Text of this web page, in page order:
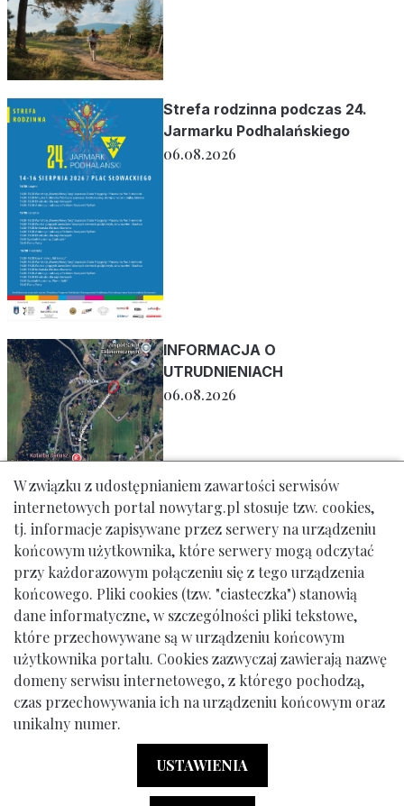
Strefa rodzinna podczas 24.
Jarmarku Podhalańskiego
06.08.2026
INFORMACJA O
UTRUDNIENIACH
06.08.2026
Urząd Miasta Nowy Targ: ul. Krzywa 1, tel. 18 261 12 00
W związku z udostępnianiem zawartości serwisów
internetowych portal nowytarg.pl stosuje tzw. cookies,
tj. informacje zapisywane przez serwery na urządzeniu
końcowym użytkownika, które serwery mogą odczytać
przy każdorazowym połączeniu się z tego urządzenia
końcowego. Pliki cookies (tzw. "ciasteczka") stanowią
dane informatyczne, w szczególności pliki tekstowe,
które przechowywane są w urządzeniu końcowym
użytkownika portalu. Cookies zazwyczaj zawierają nazwę
domeny serwisu internetowego, z którego pochodzą,
czas przechowywania ich na urządzeniu końcowym oraz
unikalny numer.
USTAWIENIA